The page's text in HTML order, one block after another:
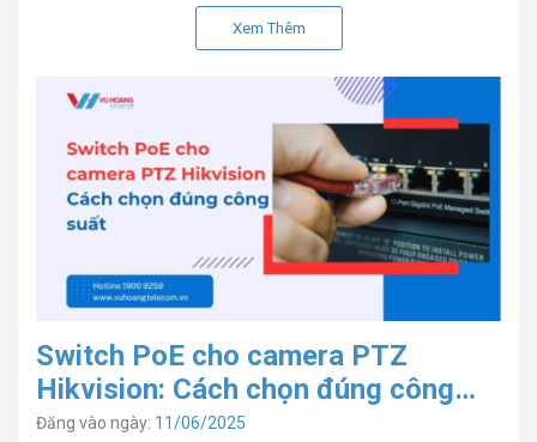
Xem Thêm
Switch PoE cho camera PTZ
Hikvision: Cách chọn đúng công
suất
Đăng vào ngày: 11/06/2025